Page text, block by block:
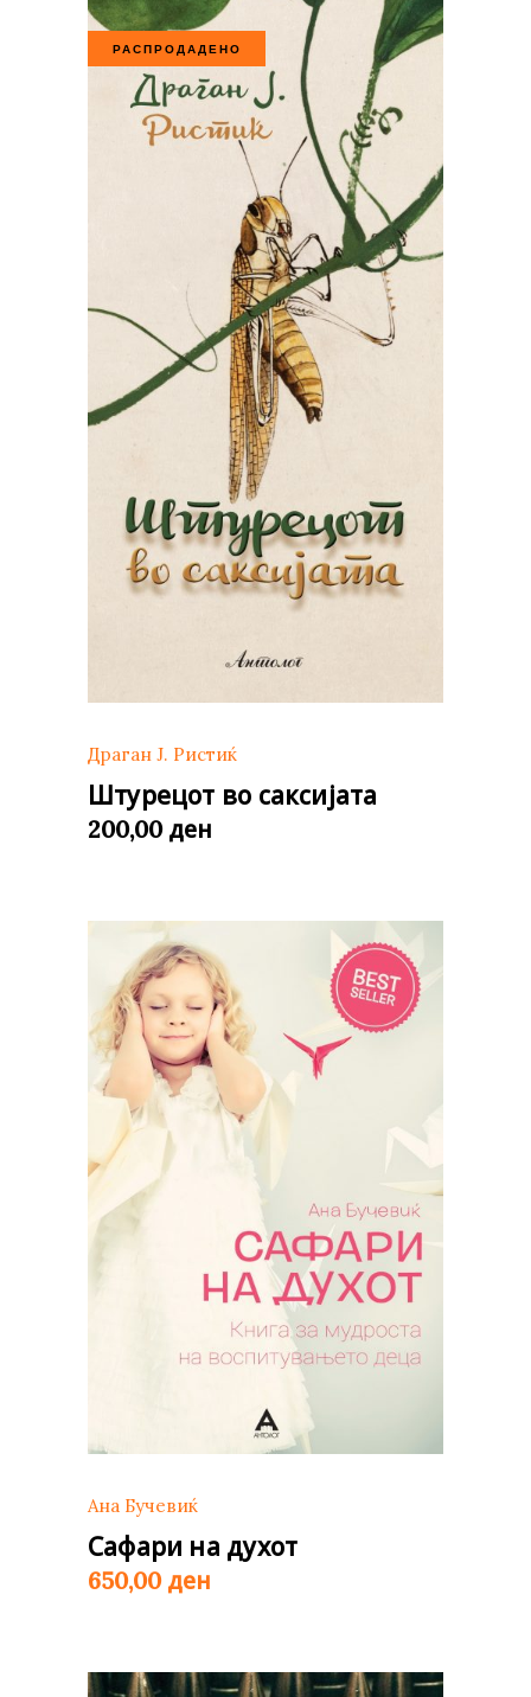
РАСПРОДАДЕНО
Драган Ј. Ристиќ
Штурецот во саксијата
200,00 ден
Ана Бучевиќ
Сафари на духот
650,00 ден